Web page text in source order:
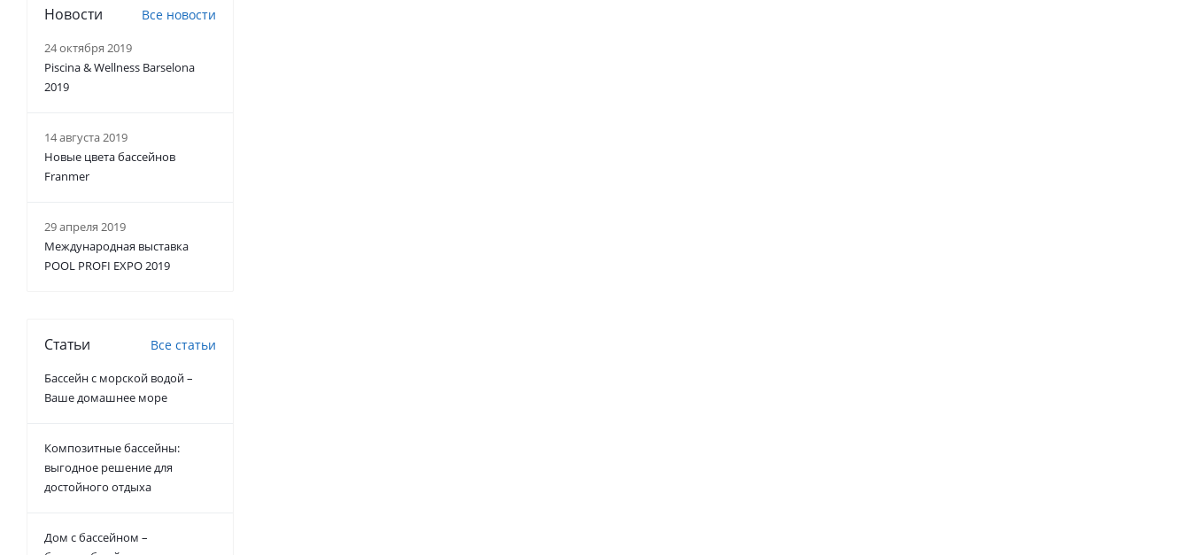
Новости Все новости
24 октября 2019
Piscina & Wellness Barselona
2019
14 августа 2019
Новые цвета бассейнов
Franmer
29 апреля 2019
Международная выставка
POOL PROFI EXPO 2019
Статьи Все статьи
Бассейн с морской водой –
Ваше домашнее море
Композитные бассейны:
выгодное решение для
достойного отдыха
Дом с бассейном –